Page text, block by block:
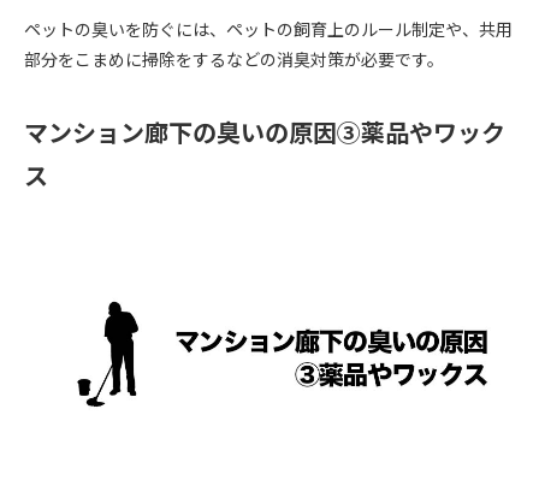
ペットの臭いを防ぐには、ペットの飼育上のルール制定や、共用
部分をこまめに掃除をするなどの消臭対策が必要です。
マンション廊下の臭いの原因③薬品やワック
ス